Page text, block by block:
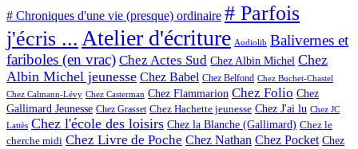
# Chroniques d'une vie (presque) ordinaire # Parfois
j'écris ... Atelier d'écriture Audiolib Balivernes et
fariboles (en vrac) Chez Actes Sud Chez Albin Michel Chez
Albin Michel jeunesse Chez Babel Chez Belfond Chez Buchet-Chastel
Chez Calmann-Lévy Chez Casterman Chez Flammarion Chez Folio Chez
Gallimard Jeunesse Chez Grasset Chez Hachette jeunesse Chez J'ai lu Chez JC
Lattès Chez l'école des loisirs Chez la Blanche (Gallimard) Chez le
cherche midi Chez Livre de Poche Chez Nathan Chez Pocket Chez